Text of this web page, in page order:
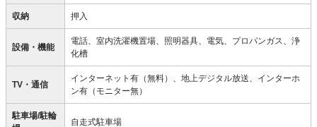
収納 押入
設備・機能
電話、室内洗濯機置場、照明器具、電気、プロパンガス、浄
化槽
TV・通信
インターネット有（無料）、地上デジタル放送、インターホ
ン有（モニター無）
駐車場/駐輪
自走式駐車場